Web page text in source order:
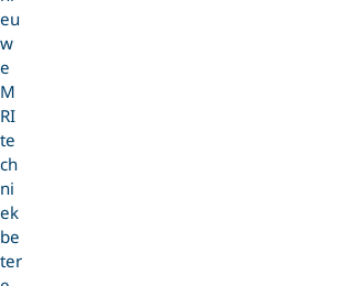
eu
w
e
M
RI
te
ch
ni
ek
be
ter